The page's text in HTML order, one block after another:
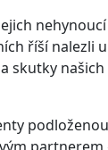
říší nalezli
skutky